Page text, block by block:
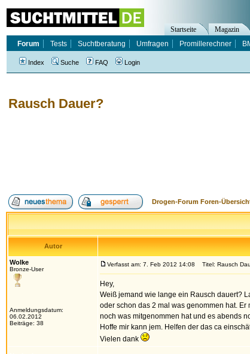
Rausch Dauer?
Drogen-Forum Foren-
Autor
Wolke
Bronze-User
Anmeldungsdatum:
06.02.2012
Beiträge: 38
Verfasst am: 7. Feb 2012 14:08 Titel: Rausch
Hey,
Weiß jemand wie lange ein Rausch dauert?
oder schon das 2 mal was genommen hat.
noch was mitgenommen hat und es abends
Hoffe mir kann jem. Helfen der das ca
Vielen dank
Startseite Magazin
Forum
Tests Suchtberatung Umfragen Promillerechner
Index Suche FAQ Login